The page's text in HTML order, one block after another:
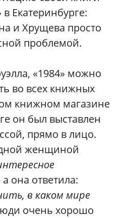
Екатеринбурге:
и Хрущева просто
проблемой.
«1984» можно
во всех книжных
книжном магазине
он был выставлен
прямо в лицо.
женщиной
она ответила:
в каком мире
очень хорошо